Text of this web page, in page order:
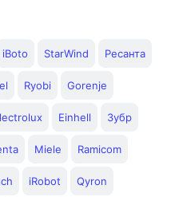
iBoto StarWind Ресанта
Ryobi Gorenje
Einhell Зубр
Miele Ramicom
iRobot Qyron